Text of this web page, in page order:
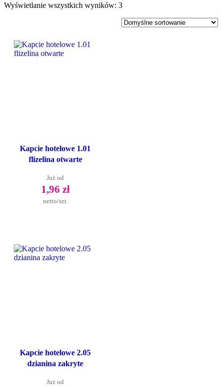
Wyświetlanie wszystkich wyników: 3
Kapcie hotelowe 1.01
flizelina otwarte
Już od
1,96 zł
netto/szt.
Kapcie hotelowe 2.05
dzianina zakryte
Już od